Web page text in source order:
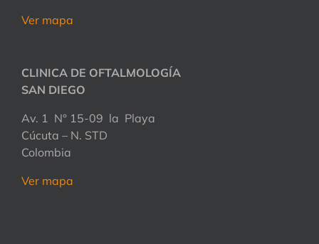
Ver mapa
CLINICA DE OFTALMOLOGÍA
SAN DIEGO
Av. 1 N° 15-09 la Playa
Cúcuta – N. STD
Colombia
Ver mapa